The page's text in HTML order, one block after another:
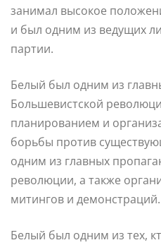
занимал высокое
и был одним из ведущих
партии.
Белый был одним из
Большевистской
планированием и
борьбы против
одним из главных
революции, а также
митингов и демонстраций.
Белый был одним из тех,